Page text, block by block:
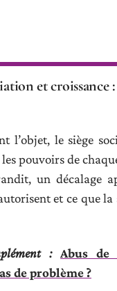
et croissance
l’objet, le siège
pouvoirs de
un décalage
et ce que
: Abus
de problème ?